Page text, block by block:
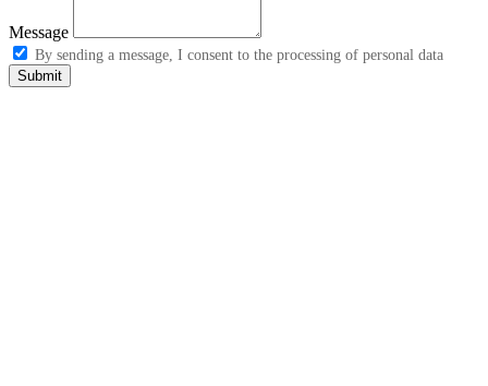
Message
By sending a message, I consent to the processing of personal data
Submit